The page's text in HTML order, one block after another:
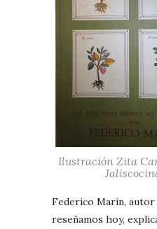
Ilustración Zita
Federico Marín,
reseñamos hoy,